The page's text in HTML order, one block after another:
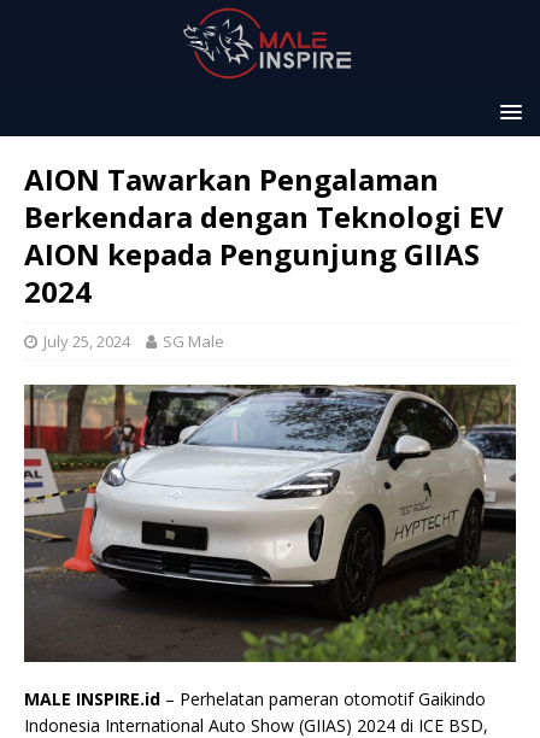
AION Tawarkan Pengalaman
Berkendara dengan Teknologi EV
AION kepada Pengunjung GIIAS
2024
July 25, 2024 SG Male
MALE INSPIRE.id – Perhelatan pameran otomotif Gaikindo
Indonesia International Auto Show (GIIAS) 2024 di ICE BSD,